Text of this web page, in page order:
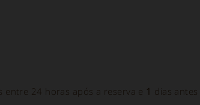
entre 24 horas após a reserva e 1 dias